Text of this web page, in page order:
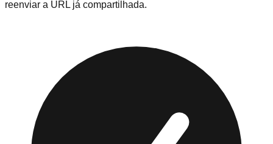
reenviar a URL já compartilhada.